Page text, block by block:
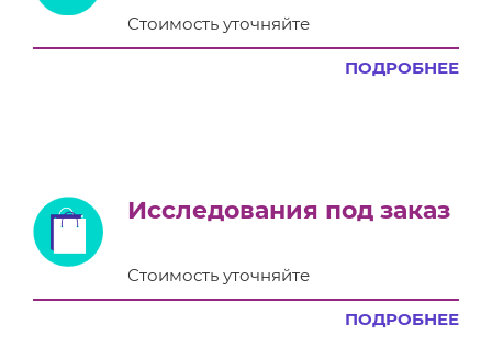
Стоимость уточняйте
ПОДРОБНЕЕ
Исследования под заказ
Стоимость уточняйте
ПОДРОБНЕЕ